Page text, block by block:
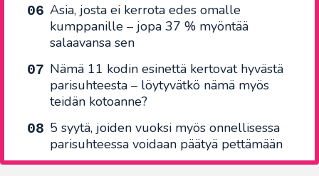
Asia, josta ei kerrota edes omalle
kumppanille – jopa 37 % myöntää
salaavansa sen
Nämä 11 kodin esinettä kertovat hyvästä
parisuhteesta – löytyvätkö nämä myös
teidän kotoanne?
5 syytä, joiden vuoksi myös onnellisessa
parisuhteessa voidaan päätyä pettämään